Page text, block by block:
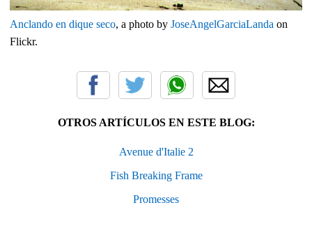
Anclando en dique seco, a photo by JoseAngelGarciaLanda on
Flickr.
OTROS ARTÍCULOS EN ESTE BLOG:
Avenue d'Italie 2
Fish Breaking Frame
Promesses